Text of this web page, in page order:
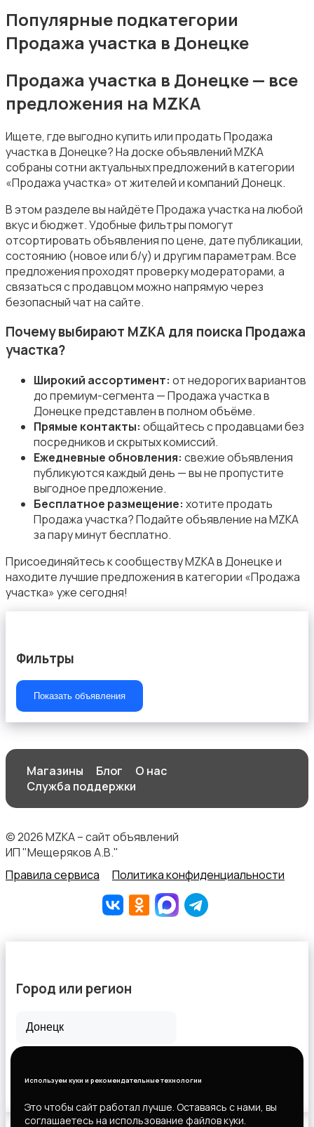
Продажа гаражей и стоянок
Аренда гаражей и стоянок
Популярные подкатегории
Продажа участка в Донецке
Продажа участка в Донецке — все
предложения на MZKA
Ищете, где выгодно купить или продать Продажа
участка в Донецке? На доске объявлений MZKA
собраны сотни актуальных предложений в категории
«Продажа участка» от жителей и компаний Донецк.
В этом разделе вы найдёте Продажа участка на любой
вкус и бюджет. Удобные фильтры помогут
отсортировать объявления по цене, дате публикации,
состоянию (новое или б/у) и другим параметрам. Все
предложения проходят проверку модераторами, а
связаться с продавцом можно напрямую через
безопасный чат на сайте.
Почему выбирают MZKA для поиска Продажа
участка?
Широкий ассортимент: от недорогих вариантов
до премиум-сегмента — Продажа участка в
Донецке представлен в полном объёме.
Прямые контакты: общайтесь с продавцами без
посредников и скрытых комиссий.
Ежедневные обновления: свежие объявления
публикуются каждый день — вы не пропустите
выгодное предложение.
Бесплатное размещение: хотите продать
Продажа участка? Подайте объявление на MZKA
за пару минут бесплатно.
Присоединяйтесь к сообществу MZKA в Донецке и
находите лучшие предложения в категории «Продажа
участка» уже сегодня!
Фильтры
Показать объявления
Магазины Блог
О нас
Служба поддержки
© 2026 MZKA – сайт объявлений
ИП "Мещеряков А.В."
Правила сервиса
Политика конфиденциальности
Используем куки и рекомендательные технологии
Это чтобы сайт работал лучше. Оставаясь с нами, вы
соглашаетесь на использование файлов куки.
Город или регион
Все города